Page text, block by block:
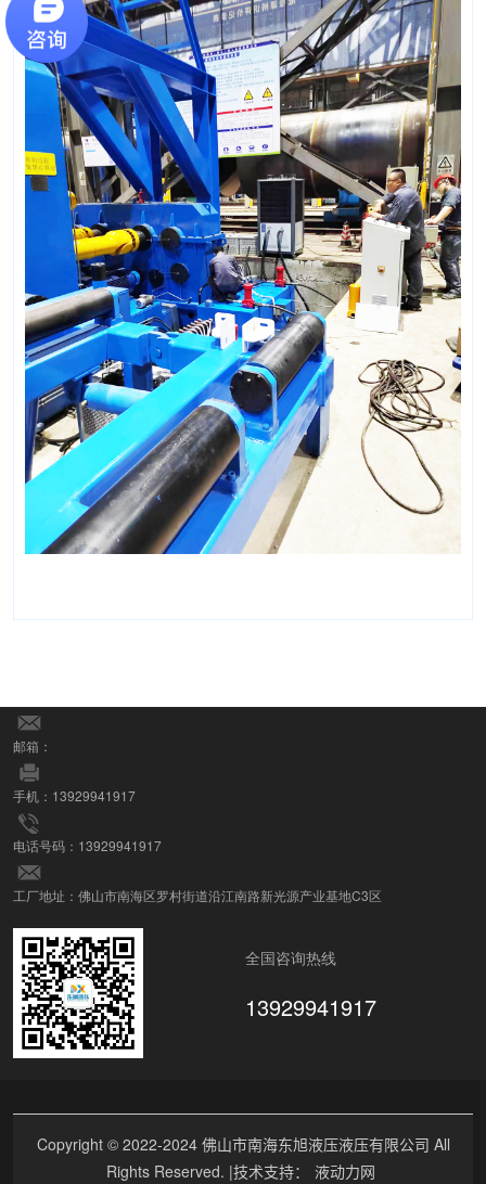
邮箱：
手机：13929941917
电话号码：13929941917
工厂地址：佛山市南海区罗村街道沿江南路新光源产业基地C3区
全国咨询热线
13929941917
Copyright © 2022-2024 佛山市南海东旭液压液压有限公司 All
Rights Reserved. |技术支持：
液动力网